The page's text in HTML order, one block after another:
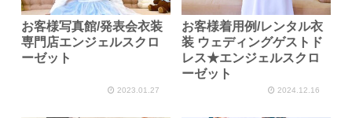
お客様写真館/発表会衣装
専門店エンジェルスクロ
ーゼット
2023.01.27
お客様着用例/レンタル衣
装 ウェディングゲストド
レス★エンジェルスクロ
ーゼット
2024.12.16